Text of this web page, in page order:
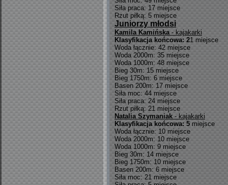
Siła praca: 17 miejsce
Rzut piłką: 5 miejsce
Juniorzy młodsi
Kamila Kamińska- kajakarki
Klasyfikacja końcowa: 21 miejsce
Woda łącznie: 42 miejsce
Woda 2000m: 35 miejsce
Woda 1000m: 48 miejsce
Bieg 30m: 15 miejsce
Bieg 1750m: 6 miejsce
Basen 200m: 17 miejsce
Siła moc: 44 miejsce
Siła praca: 24 miejsce
Rzut piłką: 21 miejsce
Natalia Szymaniak - kajakarki
Klasyfikacja końcowa: 5 miejsce
Woda łącznie: 10 miejsce
Woda 2000m: 10 miejsce
Woda 1000m: 9 miejsce
Bieg 30m: 14 miejsce
Bieg 1750m: 10 miejsce
Basen 200m: 6 miejsce
Siła moc: 21 miejsce